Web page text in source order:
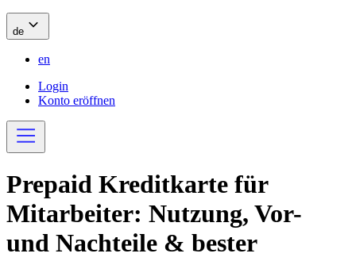
de
en
Login
Konto eröffnen
Prepaid Kreditkarte für
Mitarbeiter: Nutzung, Vor-
und Nachteile & bester